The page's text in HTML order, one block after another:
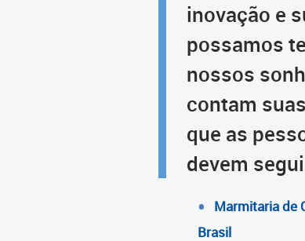
inovação e
possamos
nossos
contam
que as
devem
Marmitaria de
Brasil